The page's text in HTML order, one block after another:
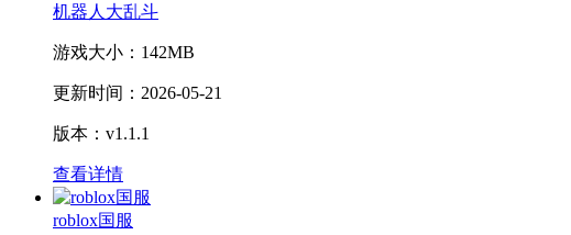
机器人大乱斗
游戏大小： 142MB
更新时间： 2026-05-21
版本：v1.1.1
查看详情
roblox国服